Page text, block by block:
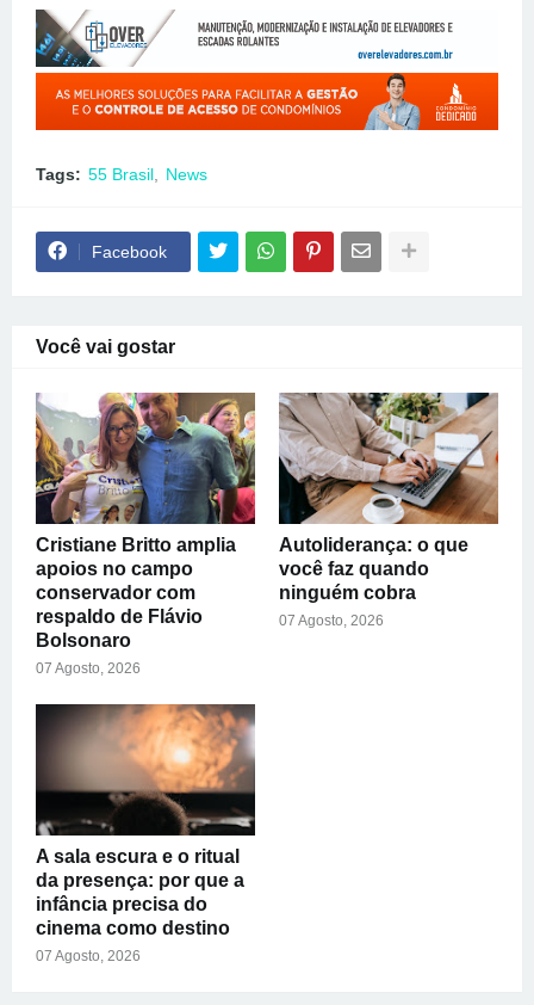
Tags: 55 Brasil News
Facebook
Você vai gostar
Cristiane Britto amplia
apoios no campo
conservador com
respaldo de Flávio
Bolsonaro
07 Agosto, 2026
Autoliderança: o que
você faz quando
ninguém cobra
07 Agosto, 2026
A sala escura e o ritual
da presença: por que a
infância precisa do
cinema como destino
07 Agosto, 2026